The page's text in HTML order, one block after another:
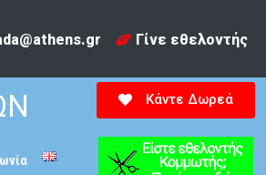
Γίνε εθελοντής
Κάντε Δωρεά